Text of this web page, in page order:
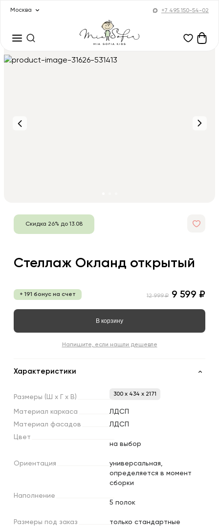
Москва +7 495 150-54-02
Скидка 26% до 13.08
Стеллаж Окланд открытый
+ 191 бонус на счет 12 999 ₽ 9 599 ₽
В корзину
Напишите, если нашли дешевле
Характеристики
Размеры (Ш х х В) 300 x 434 x 2171
Материал каркаса
ЛДСП
Материал фасадов
ЛДСП
Цвет
на выбор
Ориентация
универсальная,
определяется в момент
сборки
Наполнение
5 полок
Размеры под заказ
только стандартные